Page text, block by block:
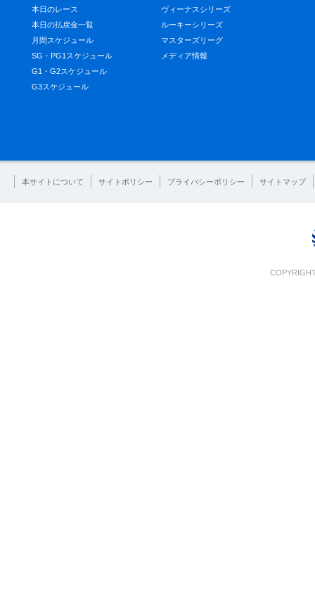
本日のレース
本日の払戻金一覧
月間スケジュール
SG・PG1スケジュール
G1・G2スケジュール
G3スケジュール
ヴィーナスシリーズ
ルーキーシリーズ
マスターズリーグ
メディア情報
本サイトについて サイトポリシー プライバシーポリシー サイトマップ